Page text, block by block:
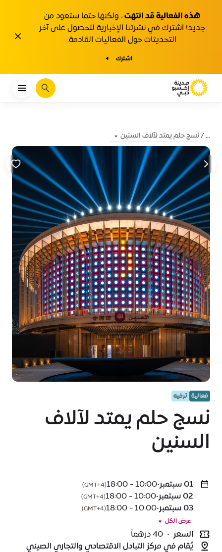
هذه الفعالية قد انتهت ، ولكنها حتما ستعود من
جديد! اشترك في نشرتنا الإخبارية للحصول على آخر
التحديثات حول الفعاليات القادمة.
اشترك
يبحث
... نسج حلم يمتد لآلاف السنين
فعالية ترفيه
نسج حلم يمتد لآلاف
السنين
01 سبتمبر •
10:00 - 18:00
(GMT+4)
02 سبتمبر •
10:00 - 18:00
(GMT+4)
03 سبتمبر •
10:00 - 18:00
(GMT+4)
عرض الكل
السعر • 40 درهماً
يُقام في مركز التبادل الاقتصادي والتجاري الصيني